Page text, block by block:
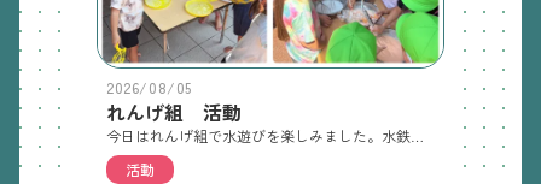
2026/08/05
れんげ組 活動
活動